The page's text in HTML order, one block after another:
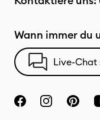
Wann immer du
Live-Chat